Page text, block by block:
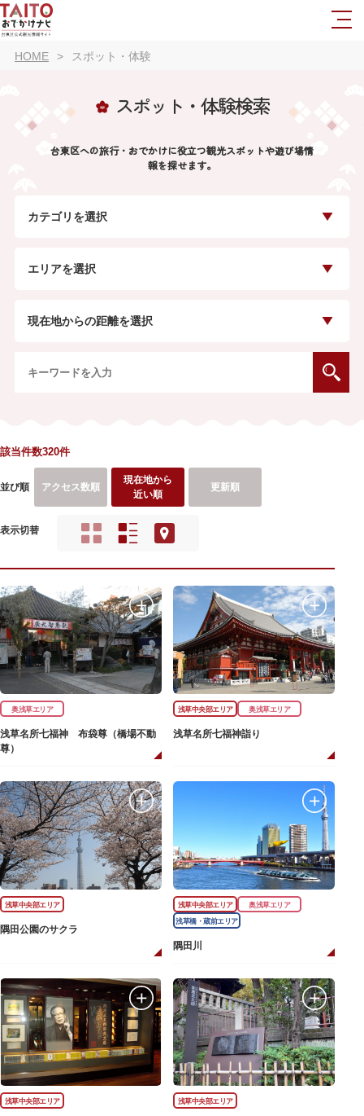
HOME スポット・体験
スポット・体験検索
台東区への旅行・おでかけに役立つ観光スポットや遊び場情
報を探せます。
カテゴリを選択
エリアを選択
現在地からの距離を選択
該当件数320件
並び順 アクセス数順
現在地から
近い順
更新順
表示切替
奥浅草エリア
浅草名所七福神 布袋尊（橋場不動
尊）
浅草中央部エリア 奥浅草エリア
浅草名所七福神詣り
浅草中央部エリア
隅田公園のサクラ
浅草中央部エリア
奥浅草エリア
浅草橋・蔵前エリア
隅田川
浅草中央部エリア 浅草中央部エリア